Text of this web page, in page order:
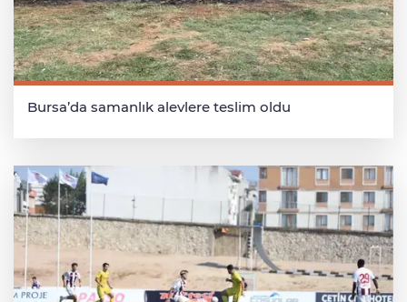
Bursa’da samanlık alevlere teslim oldu